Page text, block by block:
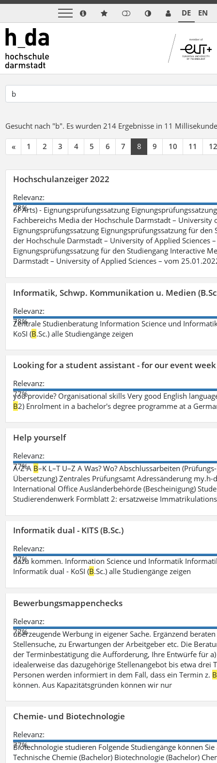
DE EN
Gesucht nach "b". Es wurden 214 Ergebnisse in 11
« 1 2 3 4 5 6 7 8 9 10 11 12
Hochschulanzeiger 2022
Relevanz:
78%
of Arts) - Eignungsprüfungssatzung
Fachbereichs Media der Hochschule Darmstadt –
Eignungsprüfungssatzung Eignungsprüfungssatzung für den
der Hochschule Darmstadt – University of Applied Sciences
Eignungsprüfungssatzung für den Studiengang Interactive
Darmstadt – University of Applied Sciences – vom
Informatik, Schwp. Kommunikation u. Medien
Relevanz:
78%
Zentrale Studienberatung Information Science und
KoSI (B.Sc.) alle Studiengänge zeigen
Looking for a student assistant - for our event week
Relevanz:
77%
you provide? Organisational skills Very good English
B2) Enrolment in a bachelor's degree programme at a
Help yourself
Relevanz:
77%
A-Z A B–K L–T U–Z A Was? Wo? Abschlussarbeiten
Übersetzung) Zentrales Prüfungsamt Adressänderung
International Office Ausländerbehörde (Bescheinigung)
Studierendenwerk Formblatt 2: ersatzweise
Informatik dual - KITS (B.Sc.)
Relevanz:
77%
dazu kommen. Information Science und Informatik
Informatik dual - KoSI (B.Sc.) alle Studiengänge zeigen
Bewerbungsmappenchecks
Relevanz:
77%
überzeugende Werbung in eigener Sache. Ergänzend
Stellensuche, zu Erwartungen der Arbeitgeber etc. Die
der Terminbestätigung die Aufforderung, Ihre Entwürfe für
idealerweise das dazugehörige Stellenangebot bis etwa
Personen werden informiert in dem Fall, dass ein Termin z. B
können. Aus Kapazitätsgründen können wir nur
Chemie- und Biotechnologie
Relevanz:
77%
Biotechnologie studieren Folgende Studiengänge können
Technische Chemie (Bachelor) Biotechnologie (Bachelor)